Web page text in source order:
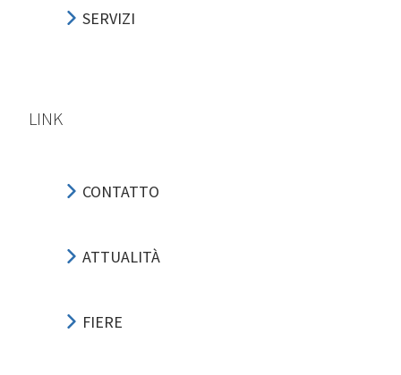
SERVIZI
LINK
CONTATTO
ATTUALITÀ
FIERE